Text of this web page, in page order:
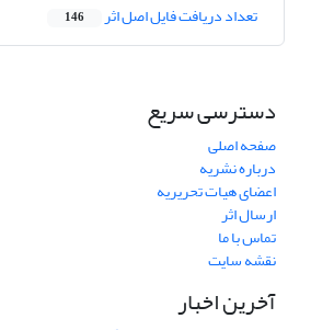
تعداد دریافت فایل اصل اثر 146
دسترسی سریع
صفحه اصلی
درباره نشریه
اعضای هیات تحریریه
ارسال اثر
تماس با ما
نقشه سایت
آخرین اخبار